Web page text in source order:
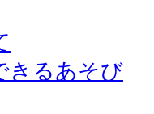
きるあそび